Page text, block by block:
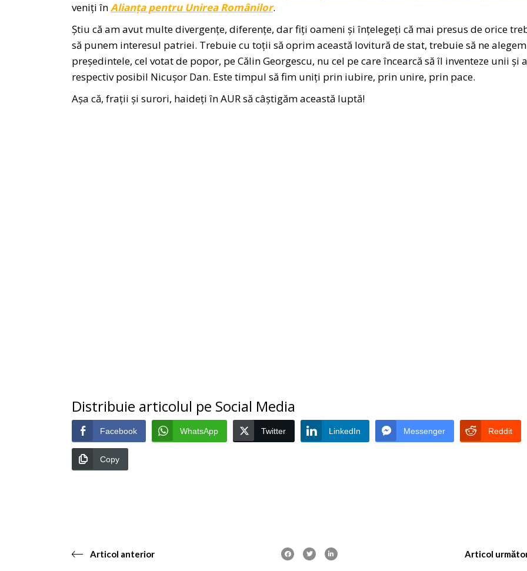
veniți înAlianța pentru Unirea Românilor.
Știu că am avut multe divergențe, diferențe, dar fiți oameni și înțelegeți că mai presus de orice
să punem interesul patriei. Trebuie cu toții să oprim această lovitură de stat, trebuie să ne alegem
președintele, cel votat de popor, pe Călin Georgescu, nu cel pe care încearcă să îl inventeze unii și
respectiv posibil Nicușor Dan. Este timpul să fim uniți prin iubire, prin unire, prin pace.
Așa că, frații și surori, haideți în AUR să câștigăm această luptă!
Distribuie articolul pe Social Media
Facebook WhatsApp Twitter LinkedIn Messenger Reddit
Copy
Articol anterior Articol